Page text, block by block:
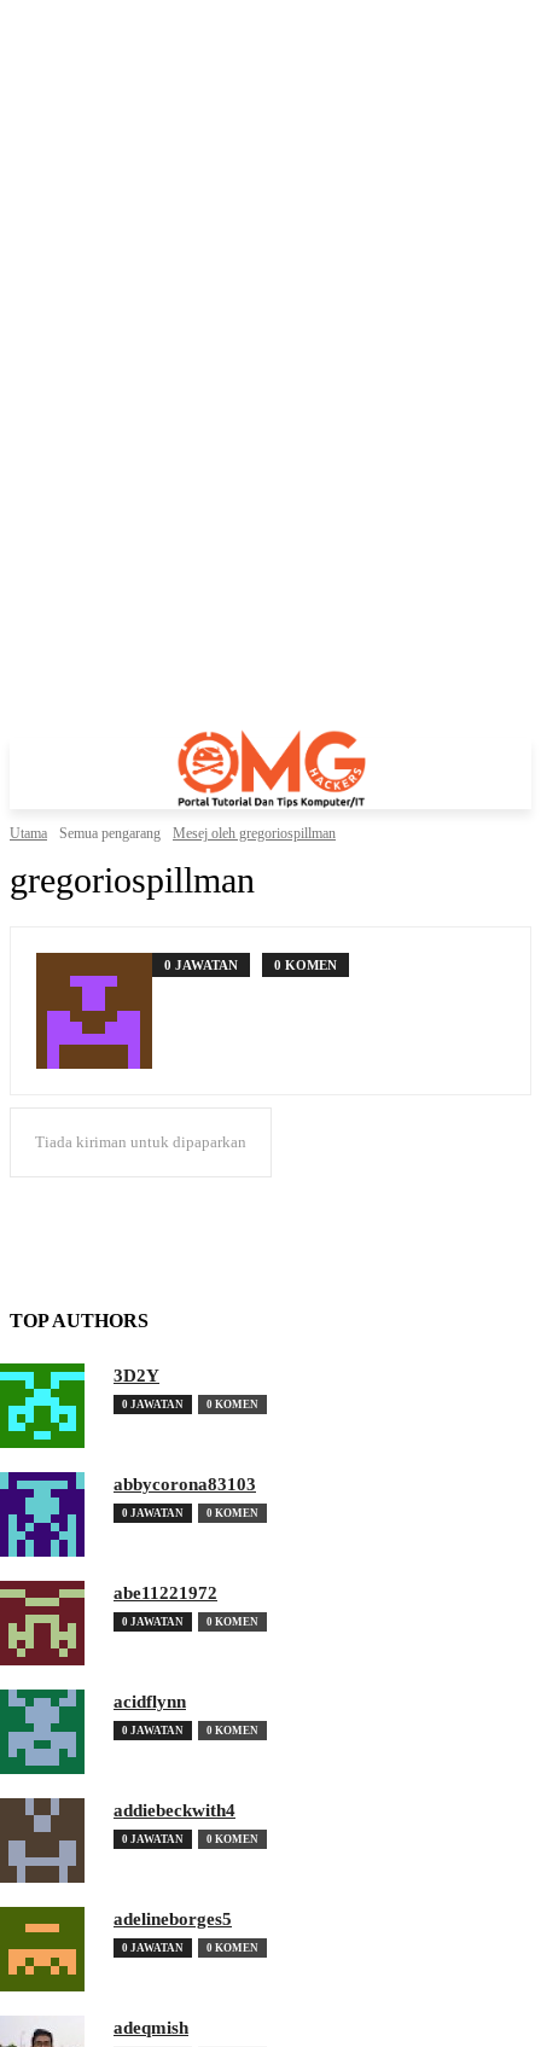
Utama Semua pengarang Mesej oleh gregoriospillman
gregoriospillman
0 JAWATAN 0 KOMEN
Tiada kiriman untuk dipaparkan
TOP AUTHORS
3D2Y
0 JAWATAN 0 KOMEN
abbycorona83103
0 JAWATAN 0 KOMEN
abe11221972
0 JAWATAN 0 KOMEN
acidflynn
0 JAWATAN 0 KOMEN
addiebeckwith4
0 JAWATAN 0 KOMEN
adelineborges5
0 JAWATAN 0 KOMEN
adeqmish